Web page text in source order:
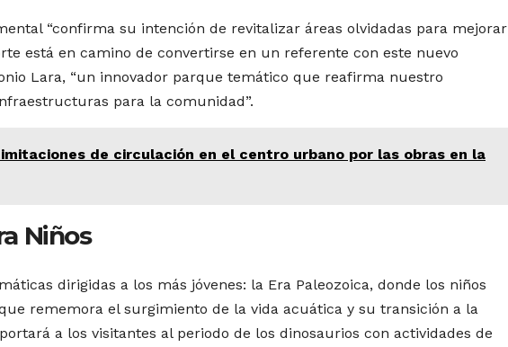
“confirma su intención de revitalizar áreas olvidadas para mejorar
está en camino de convertirse en un referente con este nuevo
Lara, “un innovador parque temático que reafirma nuestro
para la comunidad”.
de circulación en el centro urbano por las obras en la
Niños
dirigidas a los más jóvenes: la Era Paleozoica, donde los niños
rememora el surgimiento de la vida acuática y su transición a la
a los visitantes al periodo de los dinosaurios con actividades de